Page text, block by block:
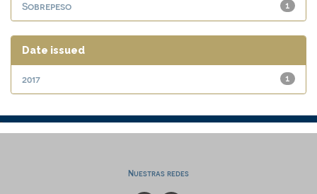
1
Sobrepeso
Date issued
1
2017
Nuestras redes